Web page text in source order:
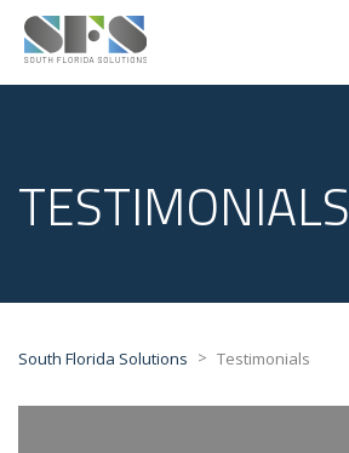
TESTIMONIALS
South Florida Solutions > Testimonials